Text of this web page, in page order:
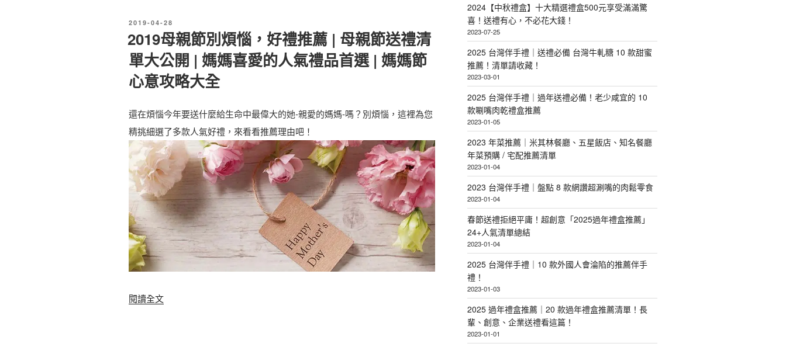
你
不
能
沒
吃
過
！
😋
超
人
氣
M
I
點
0
獻
給
無
不
歡
族
，
全
台
美
味
乾
信
發
於
2019-04-28
2019母親節別煩惱，好禮推薦 | 母親節送禮清
單大公開 | 媽媽喜愛的人氣禮品首選 | 媽媽節
心意攻略大全
還在煩惱今年要送什麼給生命中最偉大的她-親愛的媽媽-嗎？別煩惱，這裡為您
精挑細選了多款人氣好禮，來看看推薦理由吧！
閱讀全文〈
2024【中秋禮盒】十大精選禮盒500元享受滿滿驚
喜！送禮有心，不必花大錢！
2023-07-25
2025 台灣伴手禮｜送禮必備 台灣牛軋糖 10 款甜蜜
推薦！清單請收藏！
2023-03-01
2025 台灣伴手禮｜過年送禮必備！老少咸宜的 10
款唰嘴肉乾禮盒推薦
2023-01-05
2023 年菜推薦｜米其林餐廳、五星飯店、知名餐廳
年菜預購 / 宅配推薦清單
2023-01-04
2023 台灣伴手禮｜盤點 8 款網讚超涮嘴的肉鬆零食
2023-01-04
春節送禮拒絕平庸！超創意「2025過年禮盒推薦」
24+人氣清單總結
2023-01-04
2025 台灣伴手禮｜10 款外國人會淪陷的推薦伴手
禮！
2023-01-03
2025 過年禮盒推薦｜20 款過年禮盒推薦清單！長
輩、創意、企業送禮看這篇！
2023-01-01